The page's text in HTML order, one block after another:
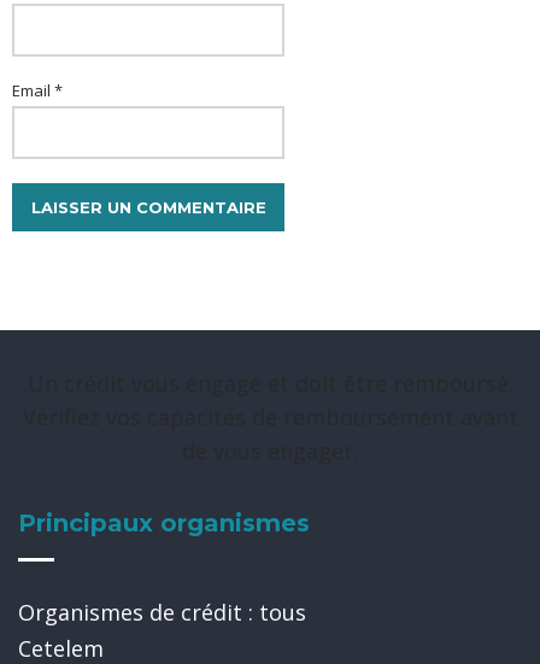
Email *
Principaux organismes
Organismes de crédit : tous
Cetelem